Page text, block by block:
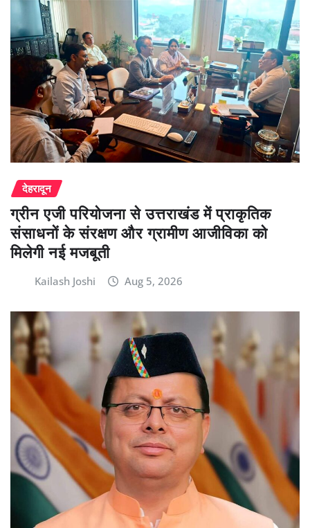
देहरादून
ग्रीन एजी परियोजना से उत्तराखंड में प्राकृतिक
संसाधनों के संरक्षण और ग्रामीण आजीविका को
मिलेगी नई मजबूती
Kailash Joshi Aug 5, 2026